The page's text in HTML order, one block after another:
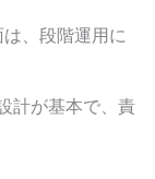
、段階運用に
計が基本で、責